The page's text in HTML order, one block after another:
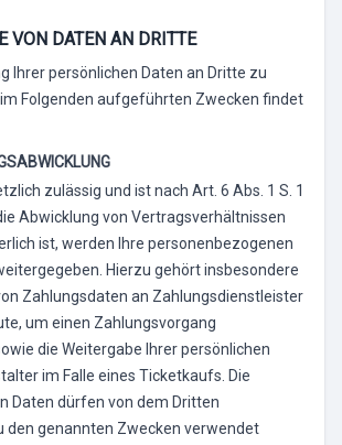
VON DATEN AN DRITTE
Ihrer persönlichen Daten an Dritte zu
Folgenden aufgeführten Zwecken findet
zulässig und ist nach Art. 6 Abs. 1 S. 1
Abwicklung von Vertragsverhältnissen
ist, werden Ihre personenbezogenen
Hierzu gehört insbesondere
Zahlungsdaten an Zahlungsdienstleister
um einen Zahlungsvorgang
die Weitergabe Ihrer persönlichen
im Falle eines Ticketkaufs. Die
Daten dürfen von dem Dritten
den genannten Zwecken verwendet